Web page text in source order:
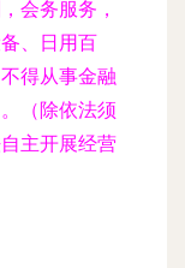
会务服务，
、日用百
得从事金融
（除依法须
主开展经营